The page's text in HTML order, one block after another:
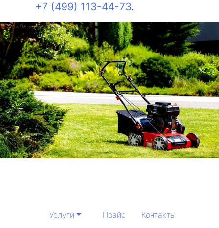
+7 (499) 113-44-73.
Услуги Прайс Контакты